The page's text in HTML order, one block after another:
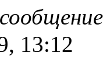
13:12